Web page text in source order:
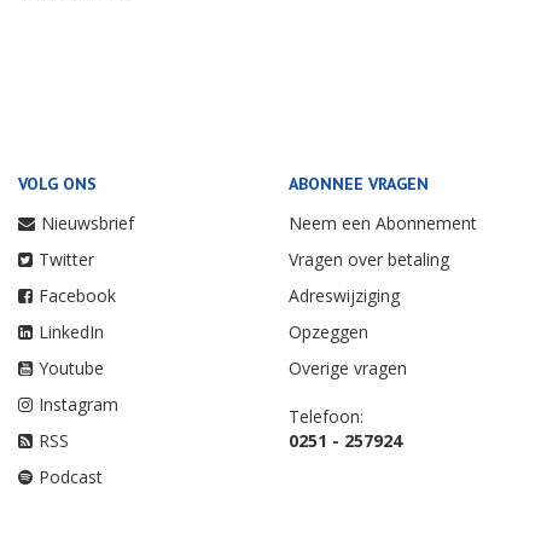
VOLG ONS
Nieuwsbrief
Twitter
Facebook
LinkedIn
Youtube
Instagram
RSS
Podcast
ABONNEE VRAGEN
Neem een Abonnement
Vragen over betaling
Adreswijziging
Opzeggen
Overige vragen
Telefoon:
0251 - 257924